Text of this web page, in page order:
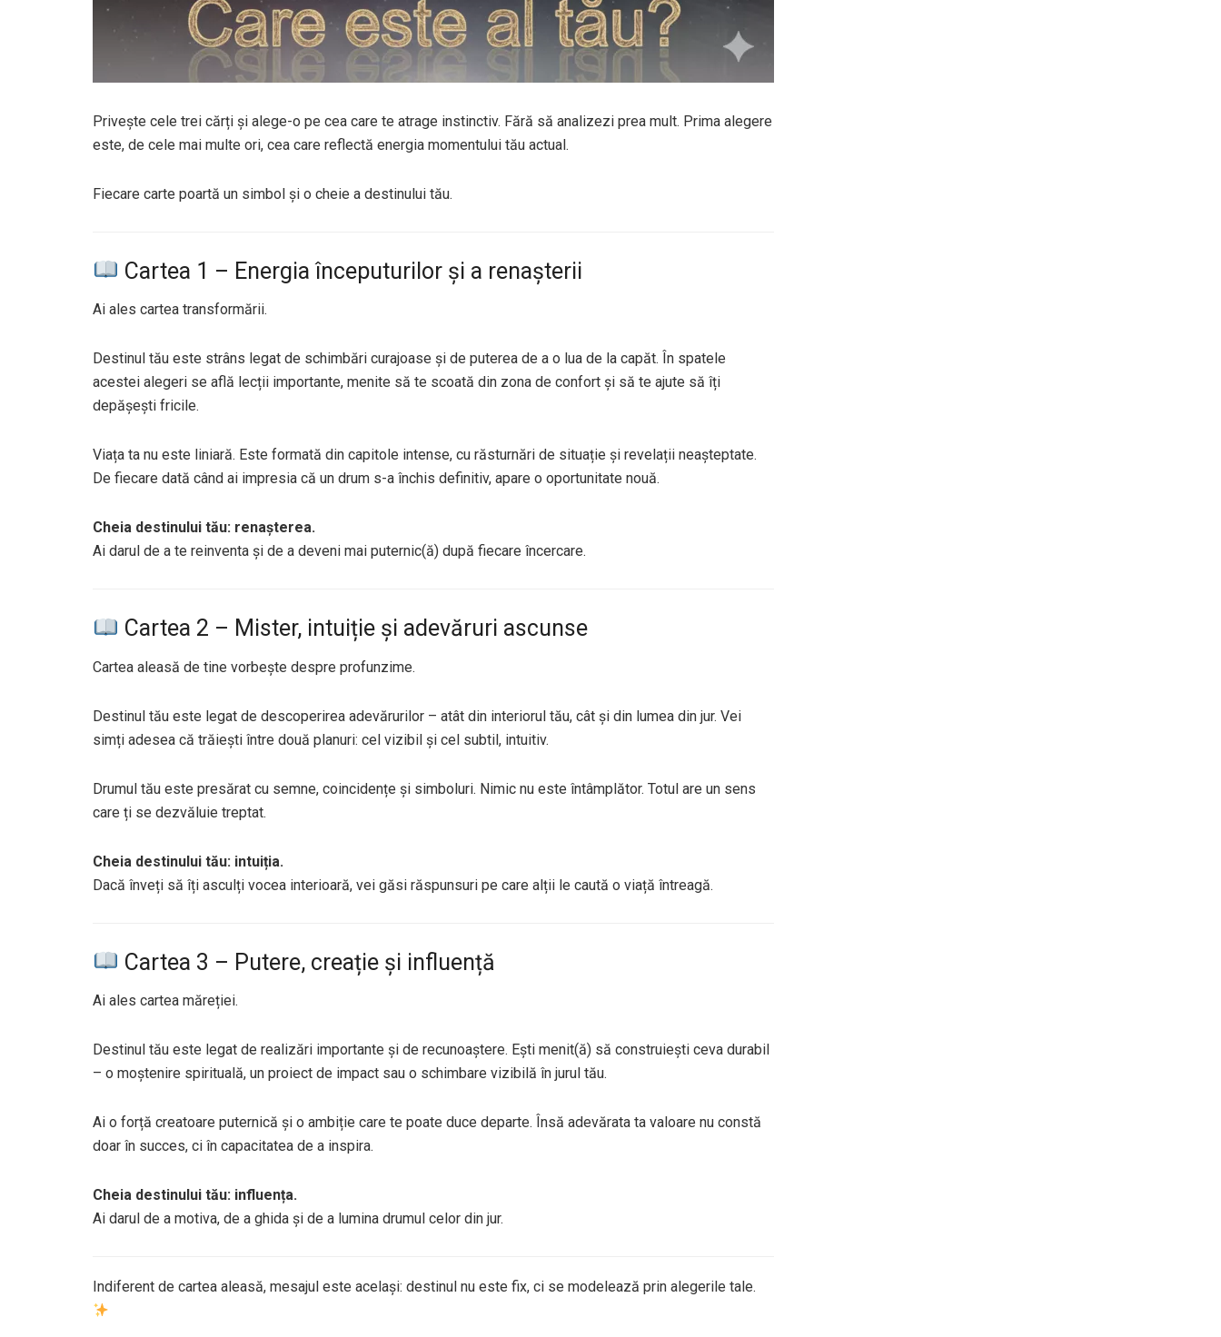
Privește cele trei cărți și alege-o pe cea care te atrage instinctiv. Fără să analizezi prea mult. Prima alegere
este, de cele mai multe ori, cea care reflectă energia momentului tău actual.
Fiecare carte poartă un simbol și o cheie a destinului tău.
Cartea 1 – Energia începuturilor și a renașterii
Ai ales cartea transformării.
Destinul tău este strâns legat de schimbări curajoase și de puterea de a o lua de la capăt. În spatele
acestei alegeri se află lecții importante, menite să te scoată din zona de confort și să te ajute să îți
depășești fricile.
Viața ta nu este liniară. Este formată din capitole intense, cu răsturnări de situație și revelații neașteptate.
De fiecare dată când ai impresia că un drum s-a închis definitiv, apare o oportunitate nouă.
Cheia destinului tău: renașterea.
Ai darul de a te reinventa și de a deveni mai puternic(ă) după fiecare încercare.
Cartea 2 – Mister, intuiție și adevăruri ascunse
Cartea aleasă de tine vorbește despre profunzime.
Destinul tău este legat de descoperirea adevărurilor – atât din interiorul tău, cât și din lumea din jur. Vei
simți adesea că trăiești între două planuri: cel vizibil și cel subtil, intuitiv.
Drumul tău este presărat cu semne, coincidențe și simboluri. Nimic nu este întâmplător. Totul are un sens
care ți se dezvăluie treptat.
Cheia destinului tău: intuiția.
Dacă înveți să îți asculți vocea interioară, vei găsi răspunsuri pe care alții le caută o viață întreagă.
Cartea 3 – Putere, creație și influență
Ai ales cartea măreției.
Destinul tău este legat de realizări importante și de recunoaștere. Ești menit(ă) să construiești ceva durabil
– o moștenire spirituală, un proiect de impact sau o schimbare vizibilă în jurul tău.
Ai o forță creatoare puternică și o ambiție care te poate duce departe. Însă adevărata ta valoare nu constă
doar în succes, ci în capacitatea de a inspira.
Cheia destinului tău: influența.
Ai darul de a motiva, de a ghida și de a lumina drumul celor din jur.
Indiferent de cartea aleasă, mesajul este același: destinul nu este fix, ci se modelează prin alegerile tale.